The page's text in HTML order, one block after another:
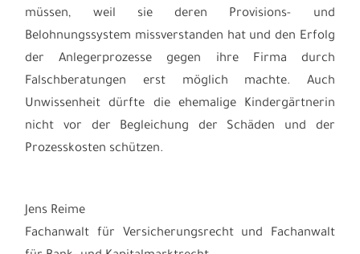
müssen, weil sie deren Provisions- und
Belohnungssystem missverstanden hat und den Erfolg
der Anlegerprozesse gegen ihre Firma durch
Falschberatungen erst möglich machte. Auch
Unwissenheit dürfte die ehemalige Kindergärtnerin
nicht vor der Begleichung der Schäden und der
Prozesskosten schützen.
Jens Reime
Fachanwalt für Versicherungsrecht und Fachanwalt